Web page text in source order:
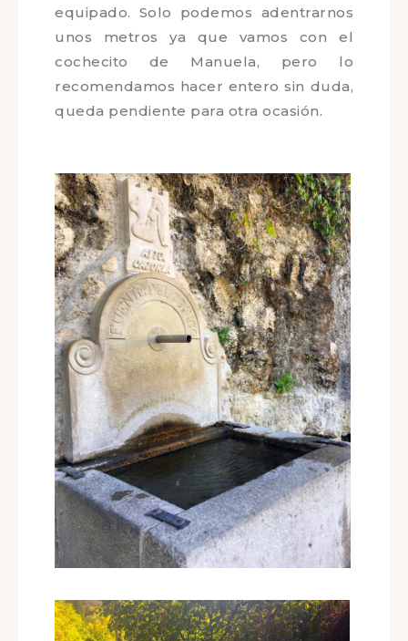
castillo de la Yedra. El recorrido es
lineal y totalmente señalizado y
equipado. Solo podemos
adentrarnos unos metros ya que
vamos con el cochecito de Manuela,
ocasión.